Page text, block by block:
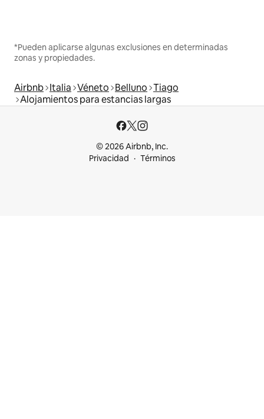
*Pueden aplicarse algunas exclusiones en determinadas
zonas y propiedades.
Airbnb Italia Véneto Belluno Tiago
Alojamientos para estancias largas
© 2026 Airbnb, Inc.
Privacidad
Términos